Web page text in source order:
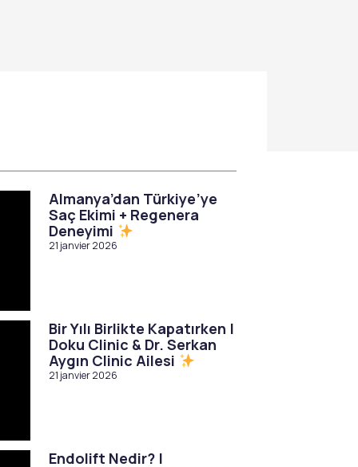
Almanya’dan Türkiye’ye
Saç Ekimi + Regenera
Deneyimi
21 janvier 2026
Bir Yılı Birlikte Kapatırken |
Doku Clinic & Dr. Serkan
Aygın Clinic Ailesi
21 janvier 2026
Endolift Nedir? |